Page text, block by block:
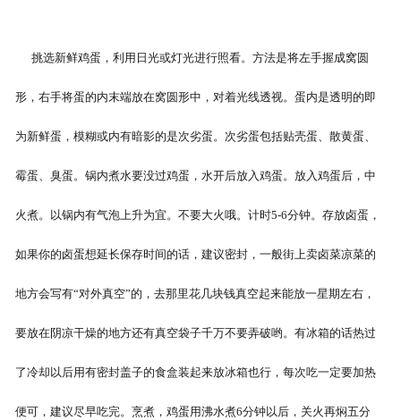
挑选新鲜鸡蛋，利用日光或灯光进行照看。方法是将左手握成窝圆
形，右手将蛋的内末端放在窝圆形中，对着光线透视。蛋内是透明的即
为新鲜蛋，模糊或内有暗影的是次劣蛋。次劣蛋包括贴壳蛋、散黄蛋、
霉蛋、臭蛋。锅内煮水要没过鸡蛋，水开后放入鸡蛋。放入鸡蛋后，中
火煮。以锅内有气泡上升为宜。不要大火哦。计时5-6分钟。存放卤蛋，
如果你的卤蛋想延长保存时间的话，建议密封，一般街上卖卤菜凉菜的
地方会写有“对外真空”的，去那里花几块钱真空起来能放一星期左右，
要放在阴凉干燥的地方还有真空袋子千万不要弄破哟。有冰箱的话热过
了冷却以后用有密封盖子的食盒装起来放冰箱也行，每次吃一定要加热
便可，建议尽早吃完。烹煮，鸡蛋用沸水煮6分钟以后，关火再焖五分